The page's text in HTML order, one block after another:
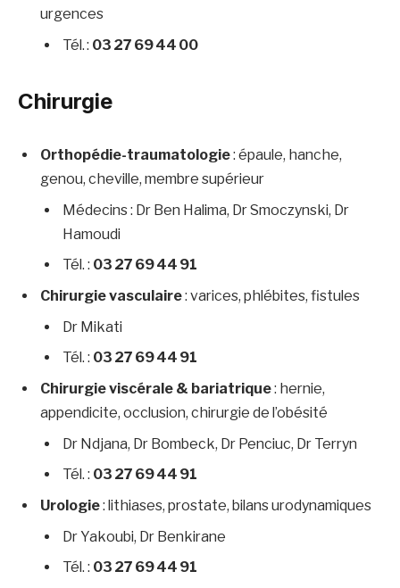
urgences
Tél. : 03 27 69 44 00
Chirurgie
Orthopédie-traumatologie: épaule, hanche,
genou, cheville, membre supérieur
Médecins : Dr Ben Halima, Dr Smoczynski, Dr
Hamoudi
Tél. : 03 27 69 44 91
Chirurgie vasculaire: varices, phlébites, fistules
Dr Mikati
Tél. : 03 27 69 44 91
Chirurgie viscérale & bariatrique: hernie,
appendicite, occlusion, chirurgie de l’obésité
Dr Ndjana, Dr Bombeck, Dr Penciuc, Dr Terryn
Tél. : 03 27 69 44 91
Urologie: lithiases, prostate, bilans urodynamiques
Dr Yakoubi, Dr Benkirane
Tél. : 03 27 69 44 91